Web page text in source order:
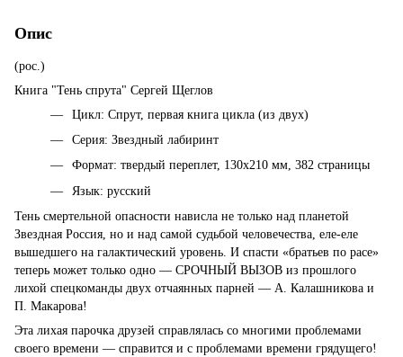
Опис
(рос.)
Книга "Тень спрута" Сергей Щеглов
Цикл: Спрут, первая книга цикла (из двух)
Серия: Звездный лабиринт
Формат: твердый переплет, 130х210 мм, 382 страницы
Язык: русский
Тень смертельной опасности нависла не только над планетой
Звездная Россия, но и над самой судьбой человечества, еле-еле
вышедшего на галактический уровень. И спасти «братьев по расе»
теперь может только одно — СРОЧНЫЙ ВЫЗОВ из прошлого
лихой спецкоманды двух отчаянных парней — А. Калашникова и
П. Макарова!
Эта лихая парочка друзей справлялась со многими проблемами
своего времени — справится и с проблемами времени грядущего!